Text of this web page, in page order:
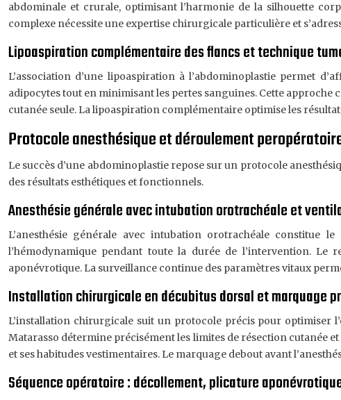
abdominale et crurale, optimisant l’harmonie de la silhouette
complexe nécessite une expertise chirurgicale particulière et
Lipoaspiration complémentaire des flancs et technique
L’association d’une lipoaspiration à l’abdominoplastie permet
adipocytes tout en minimisant les pertes sanguines. Cette
cutanée seule. La lipoaspiration complémentaire optimise les
Protocole anesthésique et déroulement
Le succès d’une abdominoplastie repose sur un protocole
des résultats esthétiques et fonctionnels.
Anesthésie générale avec intubation orotrachéale et
L’anesthésie générale avec intubation orotrachéale constitue
l’hémodynamique pendant toute la durée de l’intervention.
aponévrotique. La surveillance continue des paramètres vitaux
Installation chirurgicale en décubitus dorsal et marquage
L’installation chirurgicale suit un protocole précis pour optimiser
Matarasso détermine précisément les limites de résection cutanée
et ses habitudes vestimentaires. Le marquage debout avant
Séquence opératoire : décollement, plicature